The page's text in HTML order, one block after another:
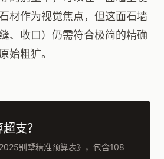
材作为视觉焦点，但这面石墙
、收口）仍需符合极简的精确
始粗犷。
支？
别墅精准预算表》，包含108